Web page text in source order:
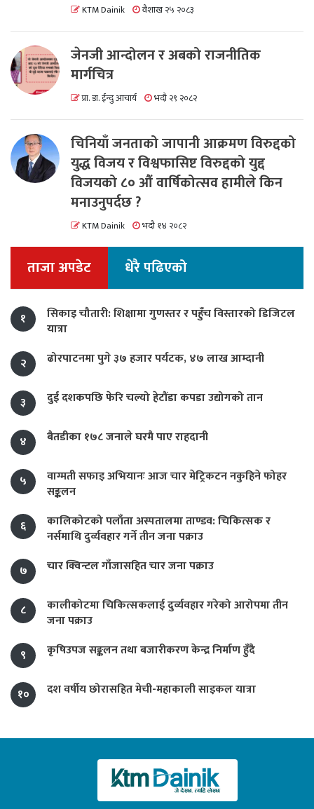
KTM Dainik वैशाख २५ २०८३
जेनजी आन्दोलन र अबको राजनीतिक
मार्गचित्र
प्रा. डा. ईन्दु आचार्य भदौ २९ २०८२
चिनियाँ जनताको जापानी आक्रमण विरुद्दको
युद्ध विजय र विश्वफासिष्ट विरुद्दको युद्द
विजयको ८० औं वार्षिकोत्सव हामीले किन
मनाउनुपर्दछ ?
KTM Dainik भदौ १४ २०८२
ताजा अपडेट धेरै पढिएको
१
सिकाइ चौतारी: शिक्षामा गुणस्तर र पहुँच विस्तारको डिजिटल
यात्रा
२
ढोरपाटनमा पुगे ३७ हजार पर्यटक, ४७ लाख आम्दानी
३ दुई दशकपछि फेरि चल्यो हेटौंडा कपडा उद्योगको तान
४ बैतडीका १७८ जनाले घरमै पाए राहदानी
५
वाग्मती सफाइ अभियानः आज चार मेट्रिकटन नकुहिने फोहर
सङ्कलन
६
कालिकोटको पलाँता अस्पतालमा ताण्डव: चिकित्सक र
नर्समाथि दुर्व्यवहार गर्ने तीन जना पक्राउ
७
चार क्विन्टल गाँजासहित चार जना पक्राउ
८
कालीकोटमा चिकित्सकलाई दुर्व्यवहार गरेको आरोपमा तीन
जना पक्राउ
९
कृषिउपज सङ्कलन तथा बजारीकरण केन्द्र निर्माण हुँदै
१० दश वर्षीय छोरासहित मेची-महाकाली साइकल यात्रा